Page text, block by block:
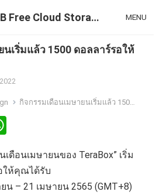
TeraBox Blog | 1TB Free Cloud Storage & All-in-One AI Space MENU
นเริ่มแล้ว 1500 ดอลลาร์รอให้
กิจกรรมเดือนเมษายนเริ่มแล้ว 1500 ดอลลาร์รอให้คุณได้รับ
h
at
s
เดือนเมษายนของ TeraBox” เริ่ม
ให้คุณได้รับ
น – 21 เมษายน 2565 (GMT+8)